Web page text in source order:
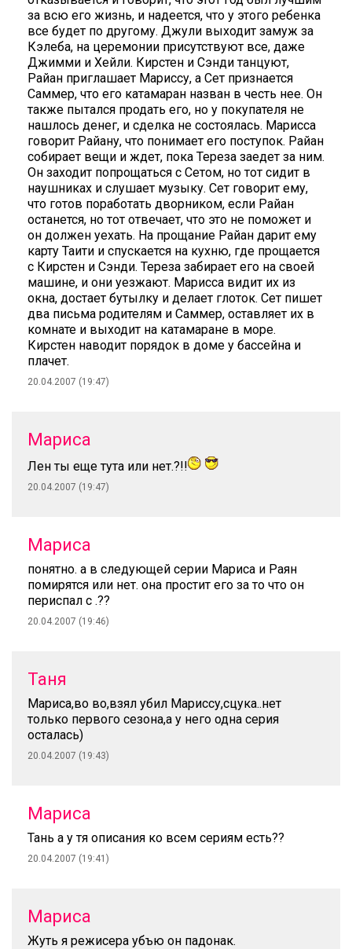
за всю его жизнь, и надеется, что у этого ребенка
все будет по другому. Джули выходит замуж за
Кэлеба, на церемонии присутствуют все, даже
Джимми и Хейли. Кирстен и Сэнди танцуют,
Райан приглашает Мариссу, а Сет признается
Саммер, что его катамаран назван в честь нее. Он
также пытался продать его, но у покупателя не
нашлось денег, и сделка не состоялась. Марисса
говорит Райану, что понимает его поступок. Райан
собирает вещи и ждет, пока Тереза заедет за ним.
Он заходит попрощаться с Сетом, но тот сидит в
наушниках и слушает музыку. Сет говорит ему,
что готов поработать дворником, если Райан
останется, но тот отвечает, что это не поможет и
он должен уехать. На прощание Райан дарит ему
карту Таити и спускается на кухню, где прощается
с Кирстен и Сэнди. Тереза забирает его на своей
машине, и они уезжают. Марисса видит их из
окна, достает бутылку и делает глоток. Сет пишет
два письма родителям и Саммер, оставляет их в
комнате и выходит на катамаране в море.
Кирстен наводит порядок в доме у бассейна и
плачет.
20.04.2007 (19:47)
Мариса
Лен ты еще тута или нет.?!!
20.04.2007 (19:47)
Мариса
понятно. а в следующей серии Мариса и Раян
помирятся или нет. она простит его за то что он
периспал с .??
20.04.2007 (19:46)
Таня
Мариса,во во,взял убил Мариссу,сцука..нет
только первого сезона,а у него одна серия
осталась)
20.04.2007 (19:43)
Мариса
Тань а у тя описания ко всем сериям есть??
20.04.2007 (19:41)
Мариса
Жуть я режисера убъю он падонак.